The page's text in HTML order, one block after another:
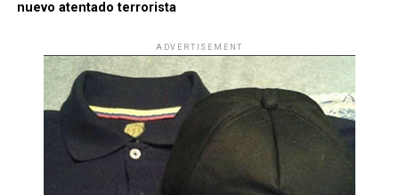
nuevo atentado terrorista
ADVERTISEMENT